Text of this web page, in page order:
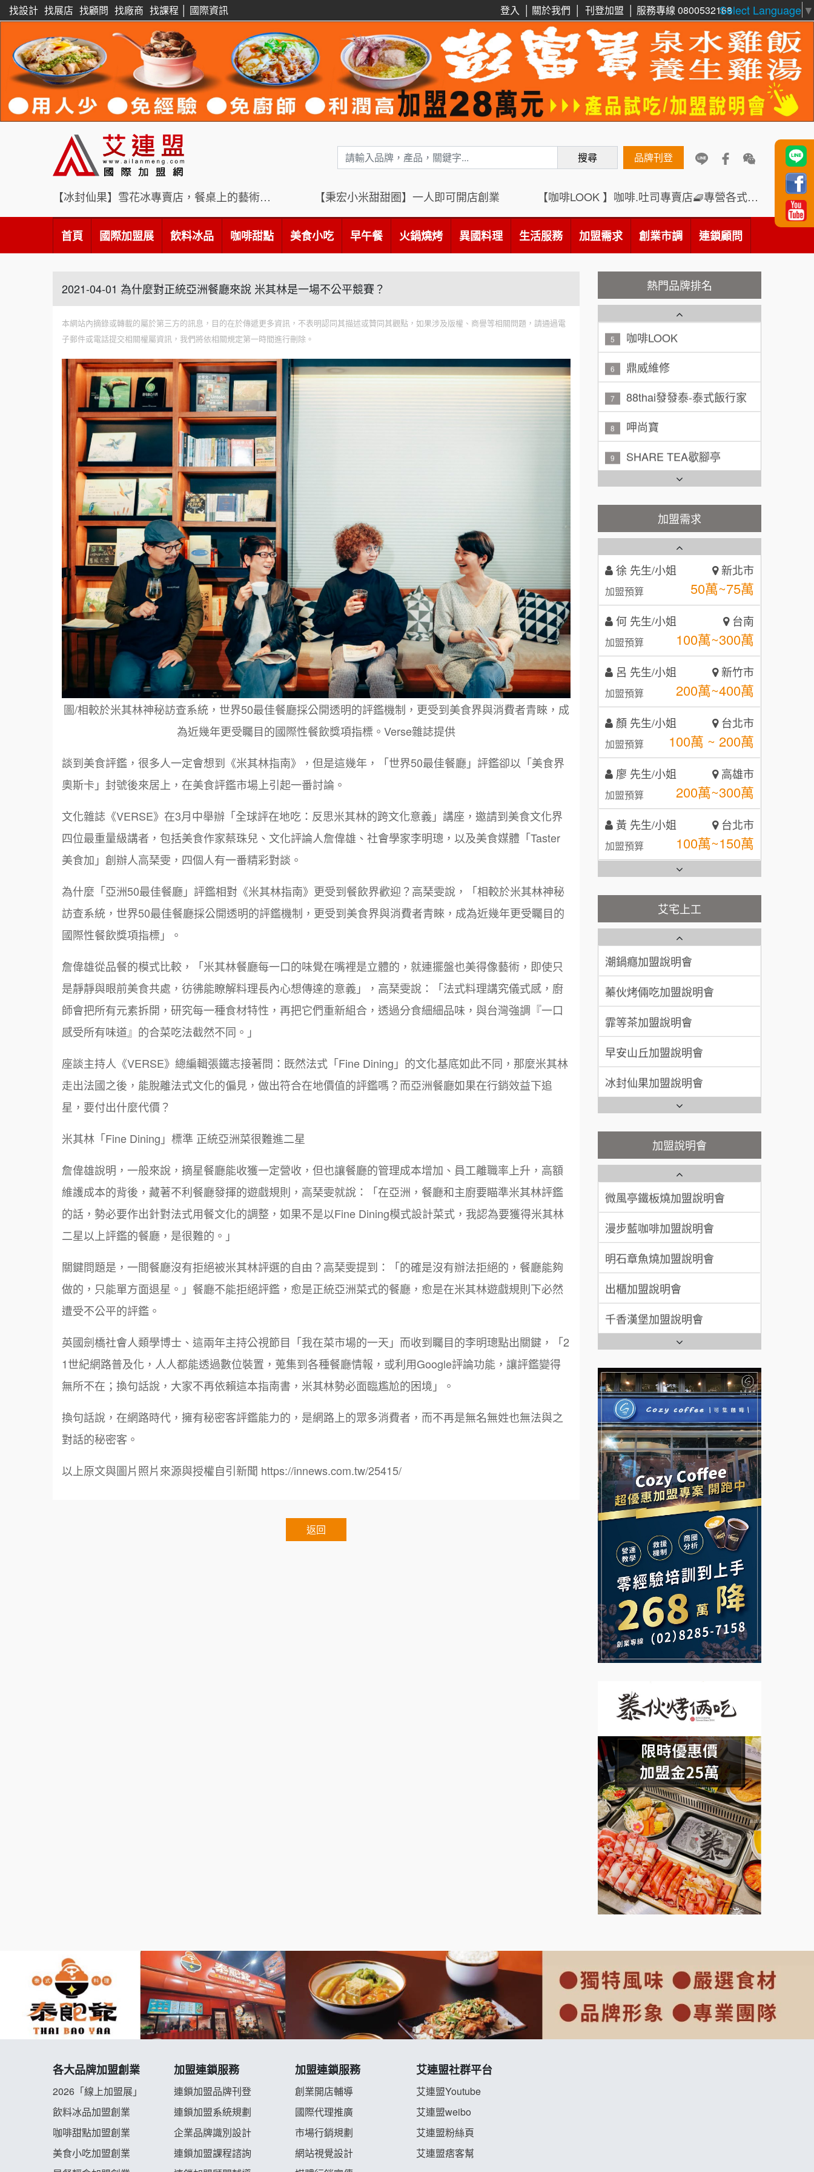
Select Language ▼
找設計 找展店 找顧問 找廠商 找課程 國際資訊 關於我們 刊登加盟 服務專線 0800532168
登入
搜尋 品牌刊登
【冰封仙果】雪花冰專賣店，餐桌上的藝術饗宴 【秉宏小米甜甜圈】一人即可開店創業 【咖啡LOOK 】咖啡.吐司專賣店🧇專營各式創意法式吐司
首頁 國際加盟展 飲料冰品 咖啡甜點 美食小吃 早午餐 火鍋燒烤 異國料理 生活服務 加盟需求 創業市調 連鎖顧問
2021-04-01 為什麼對正統亞洲餐廳來說 米其林是一場不公平競賽？
本網站內摘錄或轉載的屬於第三方的訊息，目的在於傳遞更多資訊，不表明認同其描述或贊同其觀點，如果涉及版權、商譽等相關問題，請通過電
子郵件或電話提交相關權屬資訊，我們將依相關規定第一時間進行刪除。
圖/相較於米其林神秘訪查系統，世界50最佳餐廳採公開透明的評鑑機制，更受到美食界與消費者青睞，成
為近幾年更受矚目的國際性餐飲獎項指標。Verse雜誌提供
談到美食評鑑，很多人一定會想到《米其林指南》，但是這幾年，「世界50最佳餐廳」評鑑卻以「美食界
奧斯卡」封號後來居上，在美食評鑑市場上引起一番討論。
文化雜誌《VERSE》在3月中舉辦「全球評在地吃：反思米其林的跨文化意義」講座，邀請到美食文化界
四位最重量級講者，包括美食作家蔡珠兒、文化評論人詹偉雄、社會學家李明璁，以及美食媒體「Taster
美食加」創辦人高琹雯，四個人有一番精彩對談。
為什麼「亞洲50最佳餐廳」評鑑相對《米其林指南》更受到餐飲界歡迎？高琹雯說，「相較於米其林神秘
訪查系統，世界50最佳餐廳採公開透明的評鑑機制，更受到美食界與消費者青睞，成為近幾年更受矚目的
國際性餐飲獎項指標」。
詹偉雄從品餐的模式比較，「米其林餐廳每一口的味覺在嘴裡是立體的，就連擺盤也美得像藝術，即使只
是靜靜與眼前美食共處，彷彿能瞭解料理長內心想傳達的意義」，高琹雯說：「法式料理講究儀式感，廚
師會把所有元素拆開，研究每一種食材特性，再把它們重新組合，透過分食細細品味，與台灣強調『一口
感受所有味道』的合菜吃法截然不同。」
座談主持人《VERSE》總編輯張鐵志接著問：既然法式「Fine Dining」的文化基底如此不同，那麼米其林
走出法國之後，能脫離法式文化的偏見，做出符合在地價值的評鑑嗎？而亞洲餐廳如果在行銷效益下追
星，要付出什麼代價？
米其林「Fine Dining」標準 正統亞洲菜很難進二星
詹偉雄說明，一般來說，摘星餐廳能收獲一定營收，但也讓餐廳的管理成本增加、員工離職率上升，高額
維護成本的背後，藏著不利餐廳發揮的遊戲規則，高琹雯就說：「在亞洲，餐廳和主廚要瞄準米其林評鑑
的話，勢必要作出針對法式用餐文化的調整，如果不是以Fine Dining模式設計菜式，我認為要獲得米其林
二星以上評鑑的餐廳，是很難的。」
關鍵問題是，一間餐廳沒有拒絕被米其林評選的自由？高琹雯提到：「的確是沒有辦法拒絕的，餐廳能夠
做的，只能單方面退星。」餐廳不能拒絕評鑑，愈是正統亞洲菜式的餐廳，愈是在米其林遊戲規則下必然
遭受不公平的評鑑。
英國劍橋社會人類學博士、這兩年主持公視節目「我在菜市場的一天」而收到矚目的李明璁點出關鍵，「2
1世紀網路普及化，人人都能透過數位裝置，蒐集到各種餐廳情報，或利用Google評論功能，讓評鑑變得
無所不在；換句話說，大家不再依賴這本指南書，米其林勢必面臨尷尬的困境」。
換句話說，在網路時代，擁有秘密客評鑑能力的，是網路上的眾多消費者，而不再是無名無姓也無法與之
對話的秘密客。
以上原文與圖片照片來源與授權自引新聞 https://innews.com.tw/25415/
返回
熱門品牌排名
6 鼎威維修
7 88thai發發泰-泰式飯行家
8 呷尚寶
10 TEA TOP台灣第一味
Cozy coffee可集咖啡
3 秉宏小米甜甜圈
潮鍋癮
咖啡LOOK
6 鼎威維修
7 88thai發發泰-泰式飯行家
8 呷尚寶
9 SHARE TEA歇腳亭
10 TEA TOP台灣第一味
Cozy coffee可集咖啡
霏等茶
3 秉宏小米甜甜圈
潮鍋癮
咖啡LOOK
6 鼎威維修
7 88thai發發泰-泰式飯行家
8 呷尚寶
9 SHARE TEA歇腳亭
10 TEA TOP台灣第一味
加盟需求
周 先生/小姐 台北
加盟預算 100萬 ~150萬
徐 先生/小姐 新北市
加盟預算 50萬~75萬
何 先生/小姐 台南
呂 先生/小姐 新竹市
顏 先生/小姐 台北市
加盟預算 100萬 ~ 200萬
200萬~300萬
加盟預算 100萬~150萬
林 先生/小姐
100萬 ~ 200萬
吳 先生/小姐 屏東縣
加盟預算
周 先生/小姐 台北
加盟預算 100萬 ~150萬
徐 先生/小姐
加盟預算 50萬~75萬
何 先生/小姐 台南
加盟預算 100萬~300萬
呂 先生/小姐 新竹市
加盟預算 200萬~400萬
顏 先生/小姐 台北市
加盟預算 100萬 ~ 200萬
廖 先生/小姐 高雄市
加盟預算 200萬~300萬
黃 先生/小姐 台北市
加盟預算 100萬~150萬
林 先生/小姐 屏東縣
加盟預算 100萬 ~ 200萬
吳 先生/小姐 屏東縣
加盟預算 100萬~200萬
周 先生/小姐 台北
加盟預算 100萬 ~150萬
徐 先生/小姐 新北市
加盟預算 50萬~75萬
何 先生/小姐
加盟預算 100萬~300萬
呂 先生/小姐
加盟預算 200萬~400萬
顏 先生/小姐 台北市
100萬 ~ 200萬
廖 先生/小姐 高雄市
加盟預算 200萬~300萬
艾宅上工
【曉妍美妝】誠徵行政櫃檯
自助洗衣店誠徵代洗收送人員
(台中市)
MUSHEN徵SPA美容芳療師
日十。早午食加盟說明會
拾鑶火鍋加盟說明會
全家加盟說明會
台灣G湯加盟說明會
彭富貴加盟說明會
NU PASTA義大利麵加盟說明
會
潮鍋癮加盟說明會
蓁伙烤倆吃加盟說明會
霏等茶加盟說明會
早安山丘加盟說明會
冰封仙果加盟說明會
Ramble Café 漫步藍咖啡加盟
鮮茶道加盟說明會
【曉妍美妝】誠徵行政櫃檯
自助洗衣店誠徵代洗收送人員
(台中市)
MUSHEN徵SPA美容芳療師
日十。早午食加盟說明會
拾鑶火鍋加盟說明會
全家加盟說明會
台灣G湯加盟說明會
彭富貴加盟說明會
NU PASTA義大利麵加盟說明
會
潮鍋癮加盟說明會
蓁伙烤倆吃加盟說明會
霏等茶加盟說明會
早安山丘加盟說明會
冰封仙果加盟說明會
Ramble Café 漫步藍咖啡加盟
說明會
微風亭鐵板燒加盟說明會
鮮茶道加盟說明會
【曉妍美妝】誠徵行政櫃檯
(台中市)
MUSHEN徵SPA美容芳療師
日十。早午食加盟說明會
拾鑶火鍋加盟說明會
加盟說明會
藍象廷泰式火鍋加盟說明會
日十。早午食加盟說明會
上宇林加盟說明會
莫尼早餐Morni加盟說明會
手作功夫茶加盟說明會
SHARE TEA歇腳亭加盟說明會
潮味決-湯滷專門店加盟說明會
鬍子茶加盟說明會
鮮茶道加盟說明會
微風亭鐵板燒加盟說明會
漫步藍咖啡加盟說明會
明石章魚燒加盟說明會
出櫃加盟說明會
千香漢堡加盟說明會
七盞茶加盟說明會
杜芳子古味茶鋪加盟說明會
優握握×酸奶大獅加盟說明會
冬城門加盟說明會
拾鑶火鍋加盟說明會
阿性情趣無人販售所加盟明會
龍涎居好湯加盟說明會
舒油頭加盟說明會
韓金量加盟說明會
義氣豐發雞加盟說明會
Mr.Wish加盟說明會
白鬍泡泡 BOHO POPO加盟說
明會
雞咕雞咕加盟說明會
TEA TOP加盟說明會
珍好味臭臭鍋加盟說明會
藍象廷泰式火鍋加盟說明會
日十。早午食加盟說明會
上宇林加盟說明會
手作功夫茶加盟說明會
SHARE TEA歇腳亭加盟說明會
潮味決-湯滷專門店加盟說明會
鬍子茶加盟說明會
各大品牌加盟創業
2026「線上加盟展」
飲料冰品加盟創業
咖啡甜點加盟創業
美食小吃加盟創業
加盟連鎖服務
連鎖加盟品牌刊登
連鎖加盟系統規劃
企業品牌識別設計
連鎖加盟課程諮詢
加盟連鎖服務
創業開店輔導
國際代理推廣
市場行銷規劃
網站視覺設計
艾連盟社群平台
艾連盟Youtube
艾連盟weibo
艾連盟粉絲頁
艾連盟痞客幫